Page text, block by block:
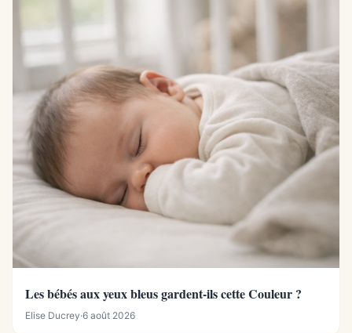
Les bébés aux yeux bleus gardent-ils cette Couleur ?
Elise Ducrey·6 août 2026